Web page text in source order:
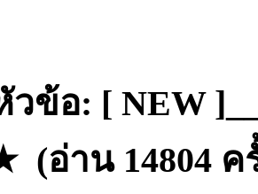
ข้อ: [ NEW
(อ่าน 14804 ค